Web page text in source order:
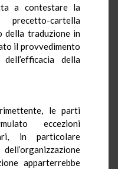
a contestare la
cartella
della traduzione in
il provvedimento
della
le parti
eccezioni
in particolare
apparterrebbe